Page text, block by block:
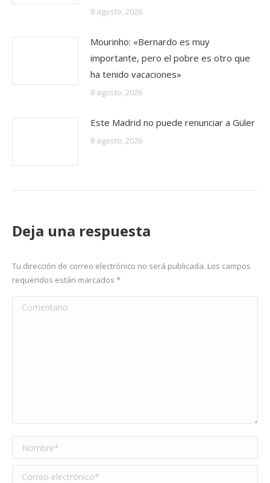
8 agosto, 2026
Mourinho: «Bernardo es muy
importante, pero el pobre es otro que
ha tenido vacaciones»
8 agosto, 2026
Este Madrid no puede renunciar a Güler
8 agosto, 2026
Deja una respuesta
Tu dirección de correo electrónico no será publicada. Los campos
requeridos están marcados *
Comentario
Nombre *
Correo electrónico *